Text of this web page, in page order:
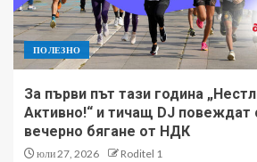
ПОЛЕЗНО
За първи път тази година
Активно!“ и тичащ DJ повеждат
вечерно бягане от НДК
юли 27, 2026 Roditel 1